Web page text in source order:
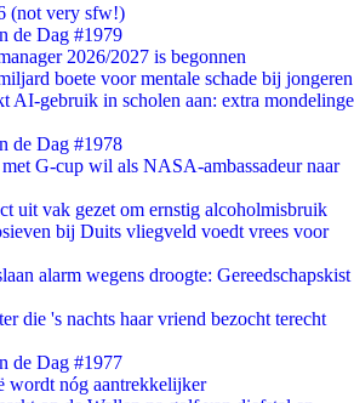
(not very sfw!)
de Dag #1979
2026/2027 is begonnen
boete voor mentale schade bij jongeren
AI-gebruik in scholen aan: extra mondelinge
de Dag #1978
G-cup wil als NASA-ambassadeur naar
uit vak gezet om ernstig alcoholmisbruik
bij Duits vliegveld voedt vrees voor
alarm wegens droogte: Gereedschapskist
die 's nachts haar vriend bezocht terecht
de Dag #1977
wordt nóg aantrekkelijker